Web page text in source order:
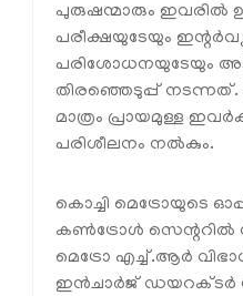
പുരുഷന്മാരും ഇവരിൽ
പരീക്ഷയുടേയും
പരിശോധനയുടേയും
തിരഞ്ഞെടുപ്പ്
മാത്രം പ്രായമുള്ള
പരിശീലനം നൽകും.
കൊച്ചി മെട്രോയുടെ
കൺട്രോൾ സെന്ററിൽ
മെട്രോ എച്ച്.ആർ
ഇൻചാർജ് ഡയറക്ടർ